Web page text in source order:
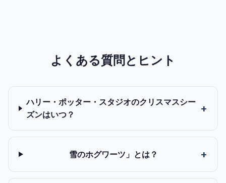
よくある質問とヒント
ハリー・ポッター・スタジオのクリスマスシー
ズンはいつ？
雪のホグワーツ」とは？